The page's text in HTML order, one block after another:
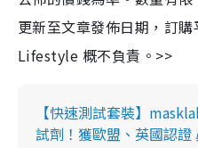
更新至文章發佈日期，訂
Lifestyle 概不負責。>>
【快速測試套裝】
試劑！獲歐盟、英國認證